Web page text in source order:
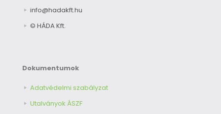
info@hadakft.hu
© HÁDA Kft.
Dokumentumok
Adatvédelmi szabályzat
Utalványok ÁSZF